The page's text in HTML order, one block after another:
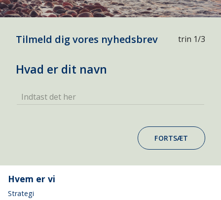
Tilmeld dig vores nyhedsbrev trin 1/3
Hvad er dit navn
Indtast det her
FORTSÆT
Hvem er vi
Strategi